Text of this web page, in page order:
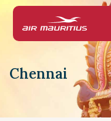
Chennai